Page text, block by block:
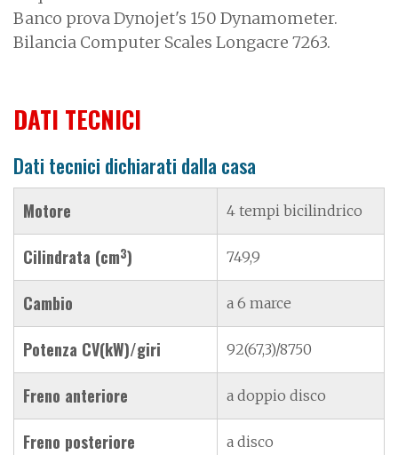
Banco prova Dynojet's 150 Dynamometer.
Bilancia Computer Scales Longacre 7263.
DATI TECNICI
Dati tecnici dichiarati dalla casa
Motore 4 tempi bicilindrico
Cilindrata (cm3) 749,9
Cambio a 6 marce
Potenza CV(kW)/giri 92(67,3)/8750
Freno anteriore a doppio disco
Freno posteriore a disco